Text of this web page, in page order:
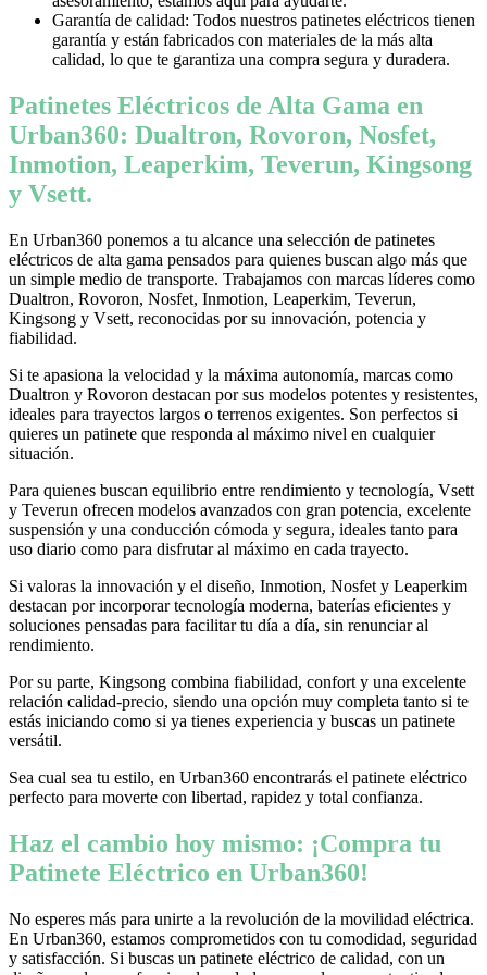
Garantía de calidad: Todos nuestros patinetes eléctricos tienen
garantía y están fabricados con materiales de la más alta
calidad, lo que te garantiza una compra segura y duradera.
Patinetes Eléctricos de Alta Gama en
Urban360: Dualtron, Rovoron, Nosfet,
Inmotion, Leaperkim, Teverun, Kingsong
y Vsett.
En Urban360 ponemos a tu alcance una selección de patinetes
eléctricos de alta gama pensados para quienes buscan algo más que
un simple medio de transporte. Trabajamos con marcas líderes como
Dualtron, Rovoron, Nosfet, Inmotion, Leaperkim, Teverun,
Kingsong y Vsett, reconocidas por su innovación, potencia y
fiabilidad.
Si te apasiona la velocidad y la máxima autonomía, marcas como
Dualtron y Rovoron destacan por sus modelos potentes y resistentes,
ideales para trayectos largos o terrenos exigentes. Son perfectos si
quieres un patinete que responda al máximo nivel en cualquier
situación.
Para quienes buscan equilibrio entre rendimiento y tecnología, Vsett
y Teverun ofrecen modelos avanzados con gran potencia, excelente
suspensión y una conducción cómoda y segura, ideales tanto para
uso diario como para disfrutar al máximo en cada trayecto.
Si valoras la innovación y el diseño, Inmotion, Nosfet y Leaperkim
destacan por incorporar tecnología moderna, baterías eficientes y
soluciones pensadas para facilitar tu día a día, sin renunciar al
rendimiento.
Por su parte, Kingsong combina fiabilidad, confort y una excelente
relación calidad-precio, siendo una opción muy completa tanto si te
estás iniciando como si ya tienes experiencia y buscas un patinete
versátil.
Sea cual sea tu estilo, en Urban360 encontrarás el patinete eléctrico
perfecto para moverte con libertad, rapidez y total confianza.
Haz el cambio hoy mismo: ¡Compra tu
Patinete Eléctrico en Urban360!
No esperes más para unirte a la revolución de la movilidad eléctrica.
En Urban360, estamos comprometidos con tu comodidad, seguridad
y satisfacción. Si buscas un patinete eléctrico de calidad, con un